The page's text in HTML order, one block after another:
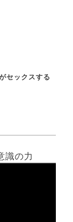
セックスする
識の力